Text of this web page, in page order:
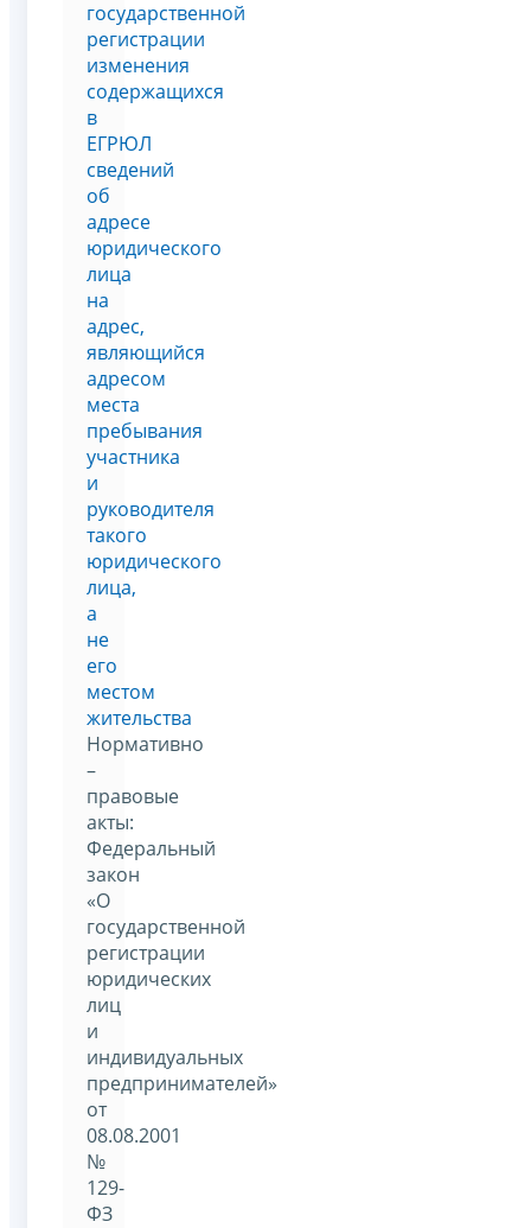
государственной
регистрации
изменения
содержащихся
в
ЕГРЮЛ
сведений
об
адресе
юридического
лица
на
адрес,
являющийся
адресом
места
пребывания
участника
и
руководителя
такого
юридического
лица,
а
не
его
местом
жительства
Нормативно
–
правовые
акты:
Федеральный
закон
«О
государственной
регистрации
юридических
лиц
и
индивидуальных
предпринимателей»
от
08.08.2001
№
129-
ФЗ